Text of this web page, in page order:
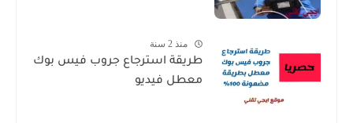
منذ 2 سنة
طريقة استرجاع جروب فيس بوك
معطل فيديو